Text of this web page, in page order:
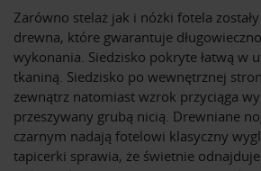
Zarówno stelaż jak i nóżki fotela
drewna, które gwarantuje
wykonania. Siedzisko pokryte łatwą w
tkaniną. Siedzisko po wewnętrznej
zewnątrz natomiast wzrok przyciąga
przeszywany grubą nicią. Drewniane
czarnym nadają fotelowi klasyczny
tapicerki sprawia, że świetnie